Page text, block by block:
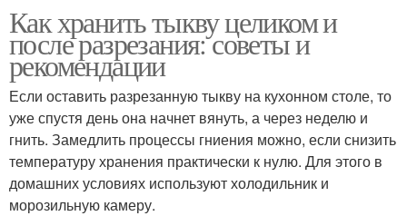
Как хранить тыкву целиком и
после разрезания: советы и
рекомендации
Если оставить разрезанную тыкву на кухонном столе, то
уже спустя день она начнет вянуть, а через неделю и
гнить. Замедлить процессы гниения можно, если снизить
температуру хранения практически к нулю. Для этого в
домашних условиях используют холодильник и
морозильную камеру.